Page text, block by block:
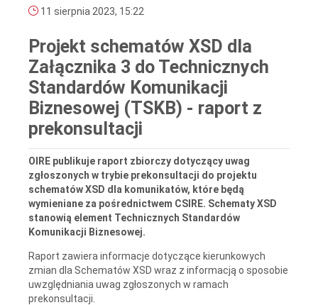
11 sierpnia 2023, 15:22
Projekt schematów XSD dla
Załącznika 3 do Technicznych
Standardów Komunikacji
Biznesowej (TSKB) - raport z
prekonsultacji
OIRE publikuje raport zbiorczy dotyczący uwag
zgłoszonych w trybie prekonsultacji do projektu
schematów XSD dla komunikatów, które będą
wymieniane za pośrednictwem CSIRE. Schematy XSD
stanowią element Technicznych Standardów
Komunikacji Biznesowej.
Raport zawiera informacje dotyczące kierunkowych
zmian dla Schematów XSD wraz z informacją o sposobie
uwzględniania uwag zgłoszonych w ramach
prekonsultacji.